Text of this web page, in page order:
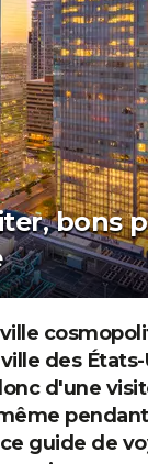
bons
des
d'une
guide de